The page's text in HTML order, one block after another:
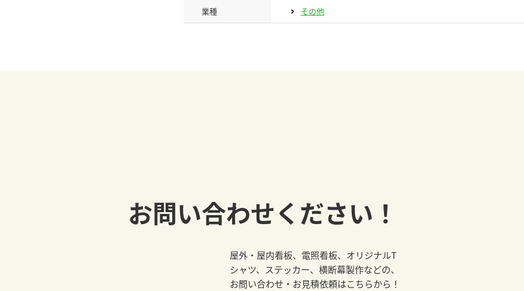
業種 その他
お問い合わせください！
屋外・屋内看板、電照看板、オリジナルT
シャツ、ステッカー、横断幕製作などの、
お問い合わせ・お見積依頼はこちらから！